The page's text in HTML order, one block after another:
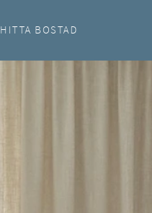
HITTA BOSTAD